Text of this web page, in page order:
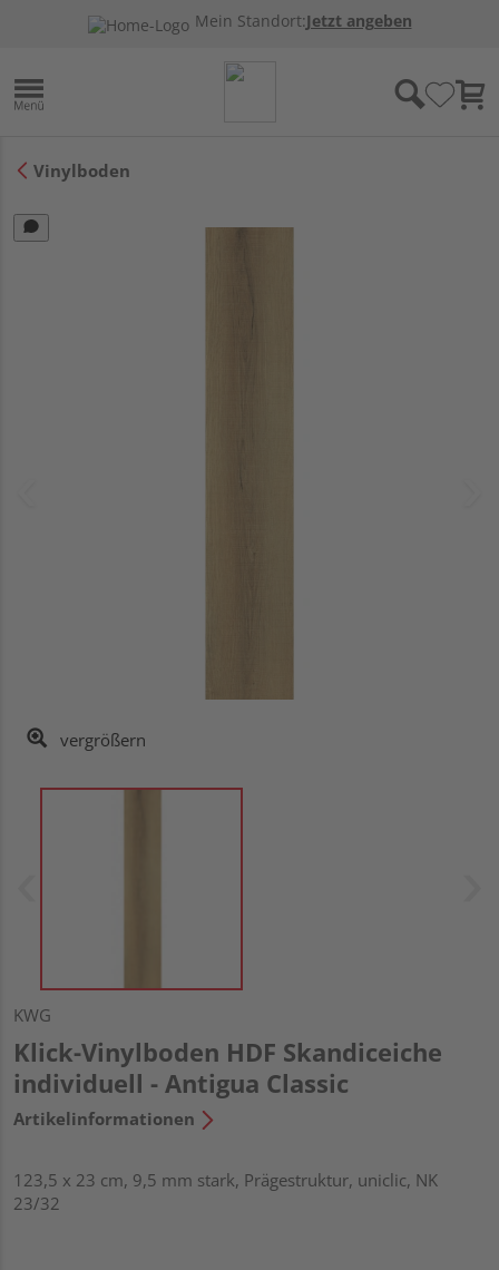
Mein Standort:Jetzt angeben
Vinylboden
vergrößern
KWG
Klick-Vinylboden HDF Skandiceiche
individuell - Antigua Classic
Artikelinformationen
123,5 x 23 cm, 9,5 mm stark, Prägestruktur, uniclic, NK
23/32